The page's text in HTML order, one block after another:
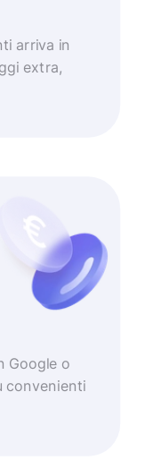
arriva in
extra,
Google o
convenienti